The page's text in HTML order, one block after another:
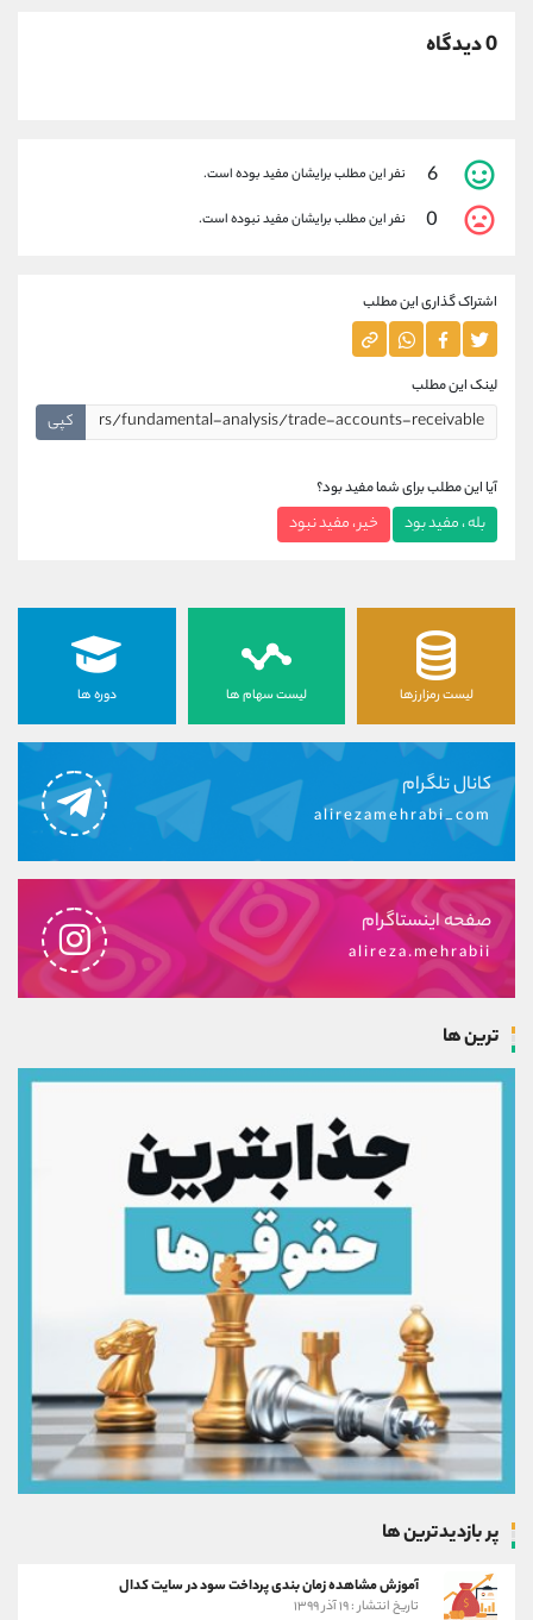
0 دیدگاه
6 نفر این مطلب برایشان مفید بوده است.
0 نفر این مطلب برایشان مفید نبوده است.
اشتراک گذاری این مطلب
لینک این مطلب
کپی
آیا این مطلب برای شما مفید بود؟
بله ، مفید بود خیر ، مفید نبود
لیست رمزارزها لیست سهام ها دوره ها
کانال تلگرام
alirezamehrabi_com
صفحه اینستاگرام
alireza.mehrabii
ترین ها
پر بازدیدترین ها
آموزش مشاهده زمان بندی پرداخت سود در سایت کدال
تاریخ انتشار : ۱۹ آذر ۱۳۹۹